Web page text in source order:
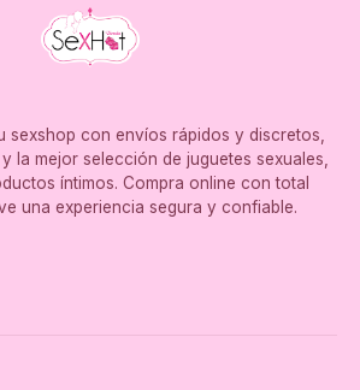
sexshop con envíos rápidos y discretos,
la mejor selección de juguetes sexuales,
íntimos. Compra online con total
una experiencia segura y confiable.